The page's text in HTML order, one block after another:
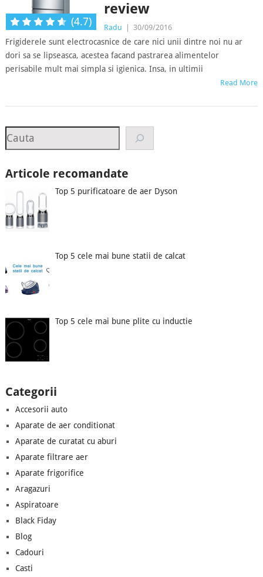
(4.7)
review
Radu 30/09/2016
Frigiderele sunt electrocasnice de care nici unii dintre noi nu ar
dori sa se lipseasca, acestea facand pastrarea alimentelor
perisabile mult mai simpla si igienica. Insa, in ultimii
Read More
Search
Articole recomandate
Top 5 purificatoare de aer Dyson
Top 5 cele mai bune statii de calcat
Top 5 cele mai bune plite cu inductie
Categorii
Accesorii auto
Aparate de aer conditionat
Aparate de curatat cu aburi
Aparate filtrare aer
Aparate frigorifice
Aragazuri
Aspiratoare
Black Fiday
Blog
Cadouri
Casti